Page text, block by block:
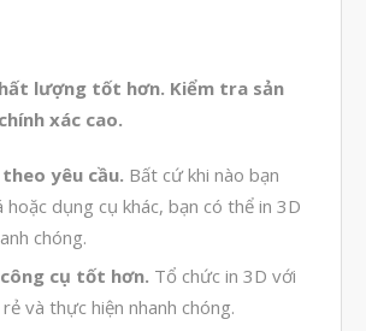
Automotive
Aerospace
lượng tốt hơn. Kiểm tra sản
xác cao.
yêu cầu. Bất cứ khi nào bạn
hoặc dụng cụ khác, bạn có thể in 3D
chóng.
cụ tốt hơn. Tổ chức in 3D với
và thực hiện nhanh chóng.